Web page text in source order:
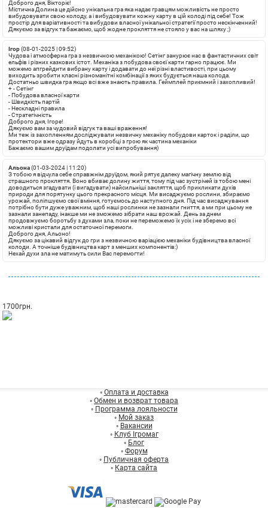
Доброго дня, Вікторіє!
Містична Долина це дійсно унікальна гра яка надає гравцям можливість не просто
вибудовувати свою колоду, а і вибудовувати кожну карту в цій колоді під себе! Тож
простір для варіативності та вибудови власної унікальної стратегії просто нескінченний!
Дякуємо за відгук та бажаємо, щоб жодне прокляття не стояло у вас на шляху ;)
Ігор (08-01-2025 | 09:52)
Чудова і атмосферна гра з незвичною механікою! Сетінг занурює нас в фантастичних світ
ельфів і різних казкових істот. Механіка з побудова своєї карти гарно працює. Ми
можемо апгрейдити вибрану карту і додавати до неї різні властивості, при цьому
виходить зробити класні різноманітні комбінації з яких будується наша колода.
Достатньо швидка гра якщо всі вже знають правила. Геймплей приємний і захопливий!
+- Сетінг
- Побудова власної карти
- Швидкість партій
- Нескладні правила
- Стратегічність
Доброго дня, Ігоре!
Дякуємо вам за чудовий відгук та ваші враження!
Ми теж із захопленням досліджували незвичну механіку побудови карток і раділи, що
протектори вже одразу йдуть в коробці з грою як частина механіки
Бажаємо вашим друїдам подолати усі випробування)
Альона (01-03-2024 | 11:20)
З тобою я відчула себе справжнім друїдом, який рятує далеку магічну землю від
страшного прокляття. Воно вбиває долину життя, тому під час зустрічей із тобою мені
доводиться згадувати (і вигадувати) найсильніші закляття, щоб прикликати духів
природи для порятунку цього прекрасного місця. Ми висаджуємо рослини, збираємо
урожай, поліпшуємо свої вміння, готуємось до наступного дня. Під час висаджування
потрібно бути дуже уважним, щоб наші рослинки не зазнали гниття, а ми при цьому не
зазнали занепаду, інакше ми не зможемо зібрати наш врожай. День за днем
продовжуємо боротьбу з духами зла, поки не переможемо їх усіх і не зберемо всі
можливі кристали для остаточної перемоги.
Доброго дня, Альоно!
Дякуємо за цікавий відгук до гри з незвичною варіацією механіки будівництва власної
колоди. А точніше будівництва карт з менших компонентів:)
Нехай духи зла не матимуть сили Вас перемогти!
1700грн.
◦ Оплата и доставка
◦ Обмен и возврат товара
◦ Программа лояльности
◦ Мой заказ
◦ Вакансии
◦ Клуб Ігромаг
◦ Блог
◦ Форум
◦ Публичная оферта
◦ Карта сайта